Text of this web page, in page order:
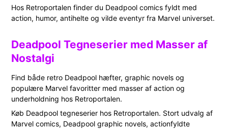
Hos Retroportalen finder du Deadpool comics fyldt med
action, humor, antihelte og vilde eventyr fra Marvel universet.
Deadpool Tegneserier med Masser af
Nostalgi
Find både retro Deadpool hæfter, graphic novels og
populære Marvel favoritter med masser af action og
underholdning hos Retroportalen.
Køb Deadpool tegneserier hos Retroportalen. Stort udvalg af
Marvel comics, Deadpool graphic novels, actionfyldte